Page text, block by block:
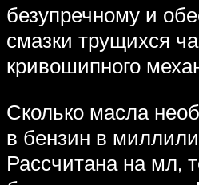
безупречному и
смазки трущихся
кривошипного
Сколько масла
в бензин в
Рассчитана на мл,